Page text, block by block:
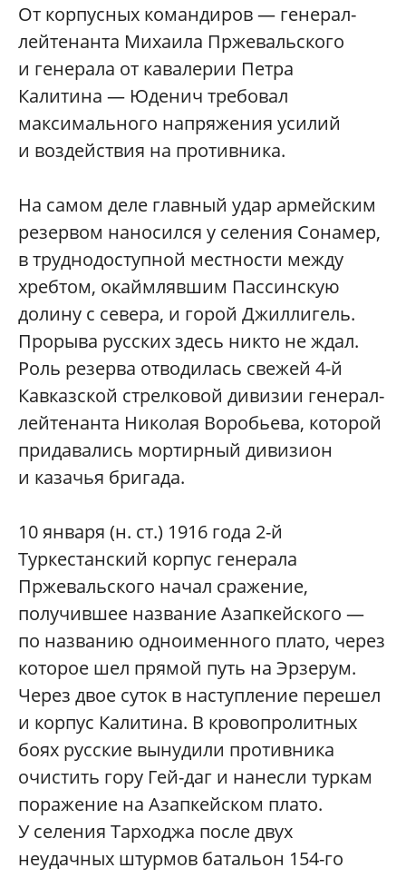
От корпусных командиров — генерал-
лейтенанта Михаила Пржевальского
и генерала от кавалерии Петра
Калитина — Юденич требовал
максимального напряжения усилий
и воздействия на противника.
На самом деле главный удар армейским
резервом наносился у селения Сонамер,
в труднодоступной местности между
хребтом, окаймлявшим Пассинскую
долину с севера, и горой Джиллигель.
Прорыва русских здесь никто не ждал.
Роль резерва отводилась свежей 4-й
Кавказской стрелковой дивизии генерал-
лейтенанта Николая Воробьева, которой
придавались мортирный дивизион
и казачья бригада.
10 января (н. ст.) 1916 года 2-й
Туркестанский корпус генерала
Пржевальского начал сражение,
получившее название Азапкейского —
по названию одноименного плато, через
которое шел прямой путь на Эрзерум.
Через двое суток в наступление перешел
и корпус Калитина. В кровопролитных
боях русские вынудили противника
очистить гору Гей-даг и нанесли туркам
поражение на Азапкейском плато.
У селения Тарходжа после двух
неудачных штурмов батальон 154-го